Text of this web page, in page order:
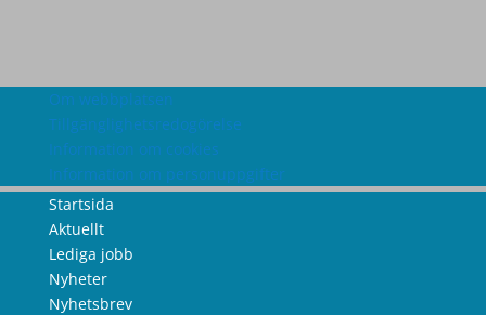
Om webbplatsen
Tillgänglighetsredogörelse
Information om cookies
Information om personuppgifter
Startsida
Aktuellt
Lediga jobb
Nyheter
Nyhetsbrev